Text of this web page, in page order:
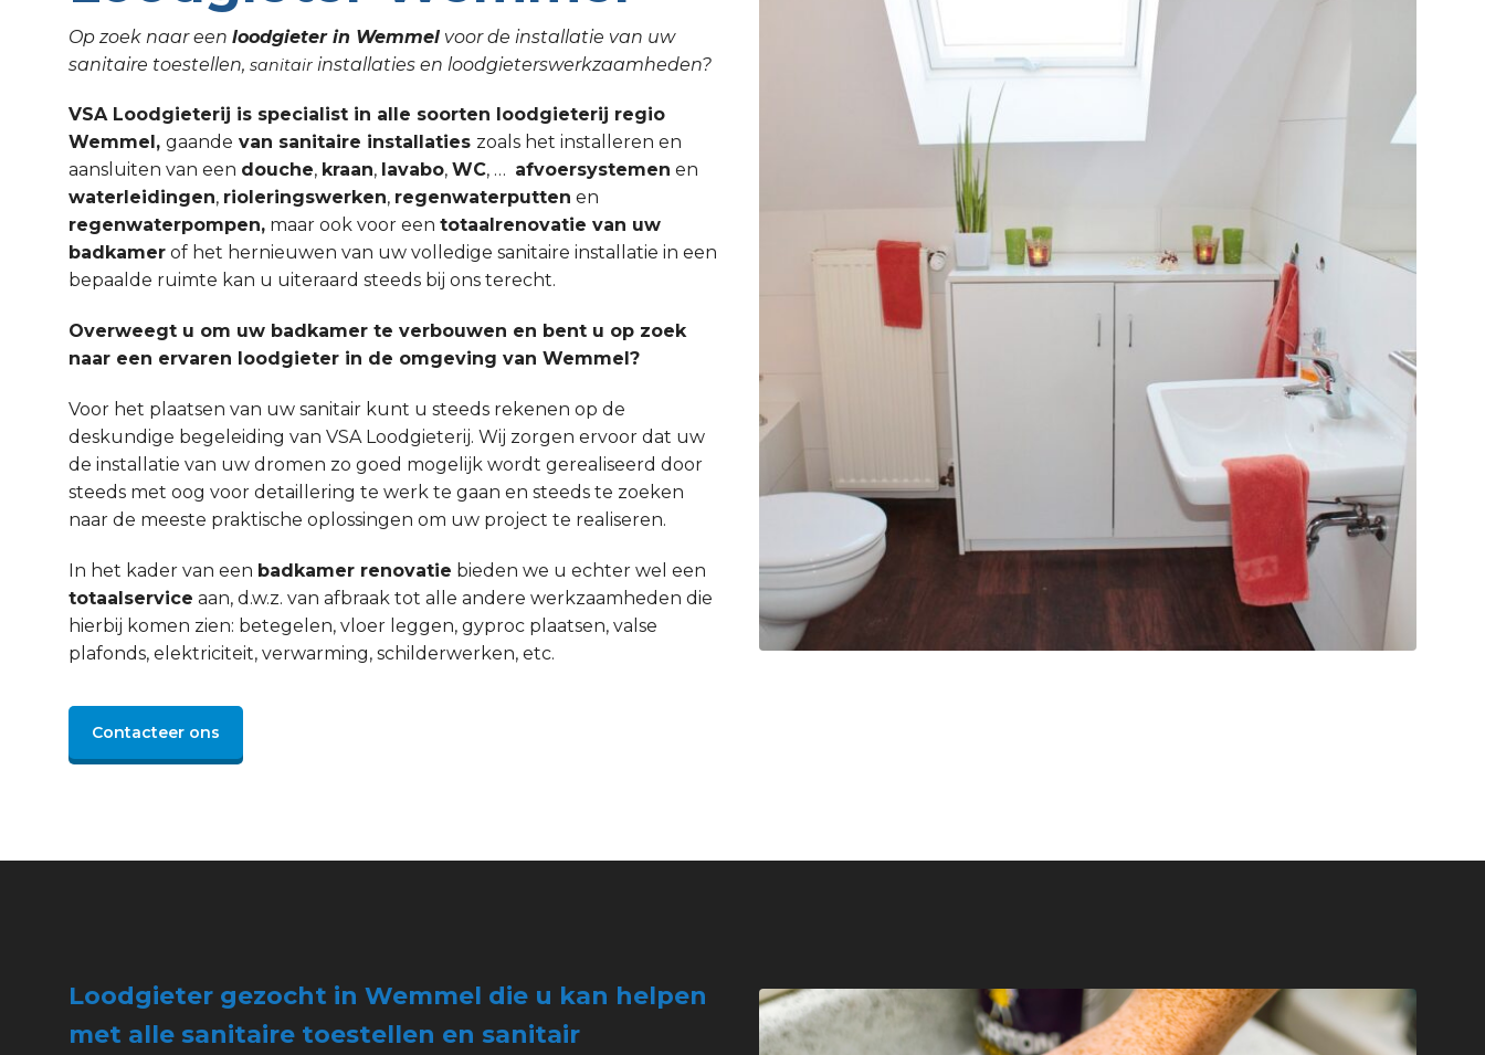
Op zoek naar een loodgieter in Wemmel voor de installatie van uw
sanitaire toestellen, sanitair installaties en loodgieterswerkzaamheden?
VSA Loodgieterij is specialist in alle soorten loodgieterij regio
Wemmel, gaande van sanitaire installaties zoals het installeren en
aansluiten van een douche, kraan, lavabo, WC, … afvoersystemen en
waterleidingen, rioleringswerken, regenwaterputten en
regenwaterpompen, maar ook voor een totaalrenovatie van uw
badkamer of het hernieuwen van uw volledige sanitaire installatie in een
bepaalde ruimte kan u uiteraard steeds bij ons terecht.
Overweegt u om uw badkamer te verbouwen en bent u op zoek
naar een ervaren loodgieter in de omgeving van Wemmel?
Voor het plaatsen van uw sanitair kunt u steeds rekenen op de
deskundige begeleiding van VSA Loodgieterij. Wij zorgen ervoor dat uw
de installatie van uw dromen zo goed mogelijk wordt gerealiseerd door
steeds met oog voor detaillering te werk te gaan en steeds te zoeken
naar de meeste praktische oplossingen om uw project te realiseren.
In het kader van een badkamer renovatie bieden we u echter wel een
totaalservice aan, d.w.z. van afbraak tot alle andere werkzaamheden die
hierbij komen zien: betegelen, vloer leggen, gyproc plaatsen, valse
plafonds, elektriciteit, verwarming, schilderwerken, etc.
Contacteer ons
Loodgieter gezocht in Wemmel die u kan helpen
met alle sanitaire toestellen en sanitair